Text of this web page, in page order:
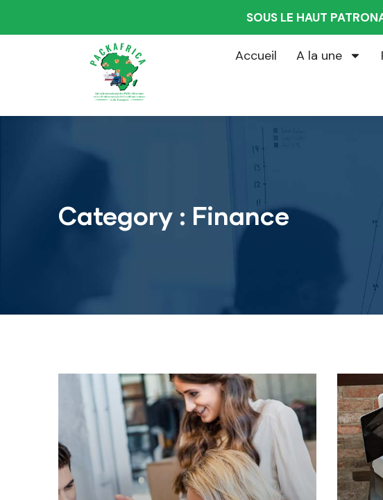
SOUS LE HAUT
Accueil A la une
Category : Finance